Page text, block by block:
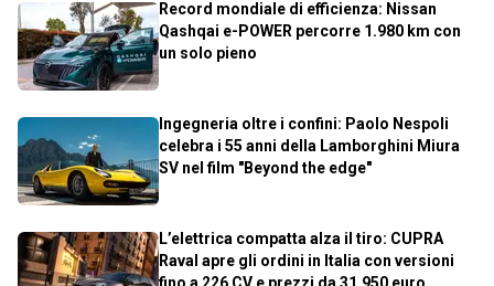
Record mondiale di efficienza: Nissan
Qashqai e-POWER percorre 1.980 km con
un solo pieno
Ingegneria oltre i confini: Paolo Nespoli
celebra i 55 anni della Lamborghini Miura
SV nel film "Beyond the edge"
L’elettrica compatta alza il tiro: CUPRA
Raval apre gli ordini in Italia con versioni